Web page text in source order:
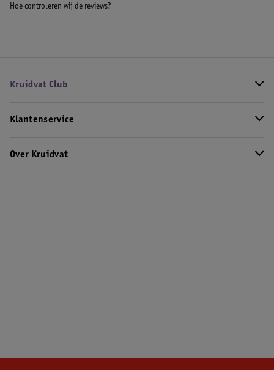
Hoe controleren wij de reviews?
Kruidvat Club
Klantenservice
Over Kruidvat